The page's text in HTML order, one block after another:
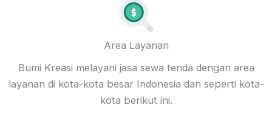
Area Layanan
Bumi Kreasi melayani jasa sewa tenda dengan area
layanan di kota-kota besar Indonesia dan seperti kota-
kota berikut ini.